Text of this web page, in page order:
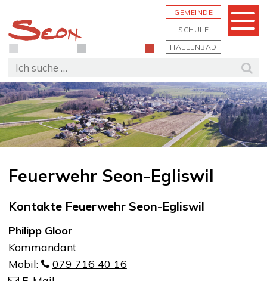
GEMEINDE
SCHULE
HALLENBAD
Menu
Suchbegriff
Feuerwehr Seon-Egliswil
Kontakte Feuerwehr Seon-Egliswil
Philipp Gloor
Kommandant
Mobil:
079 716 40 16